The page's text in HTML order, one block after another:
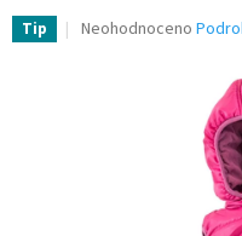
Tip
Průměrné
Neohodnoceno